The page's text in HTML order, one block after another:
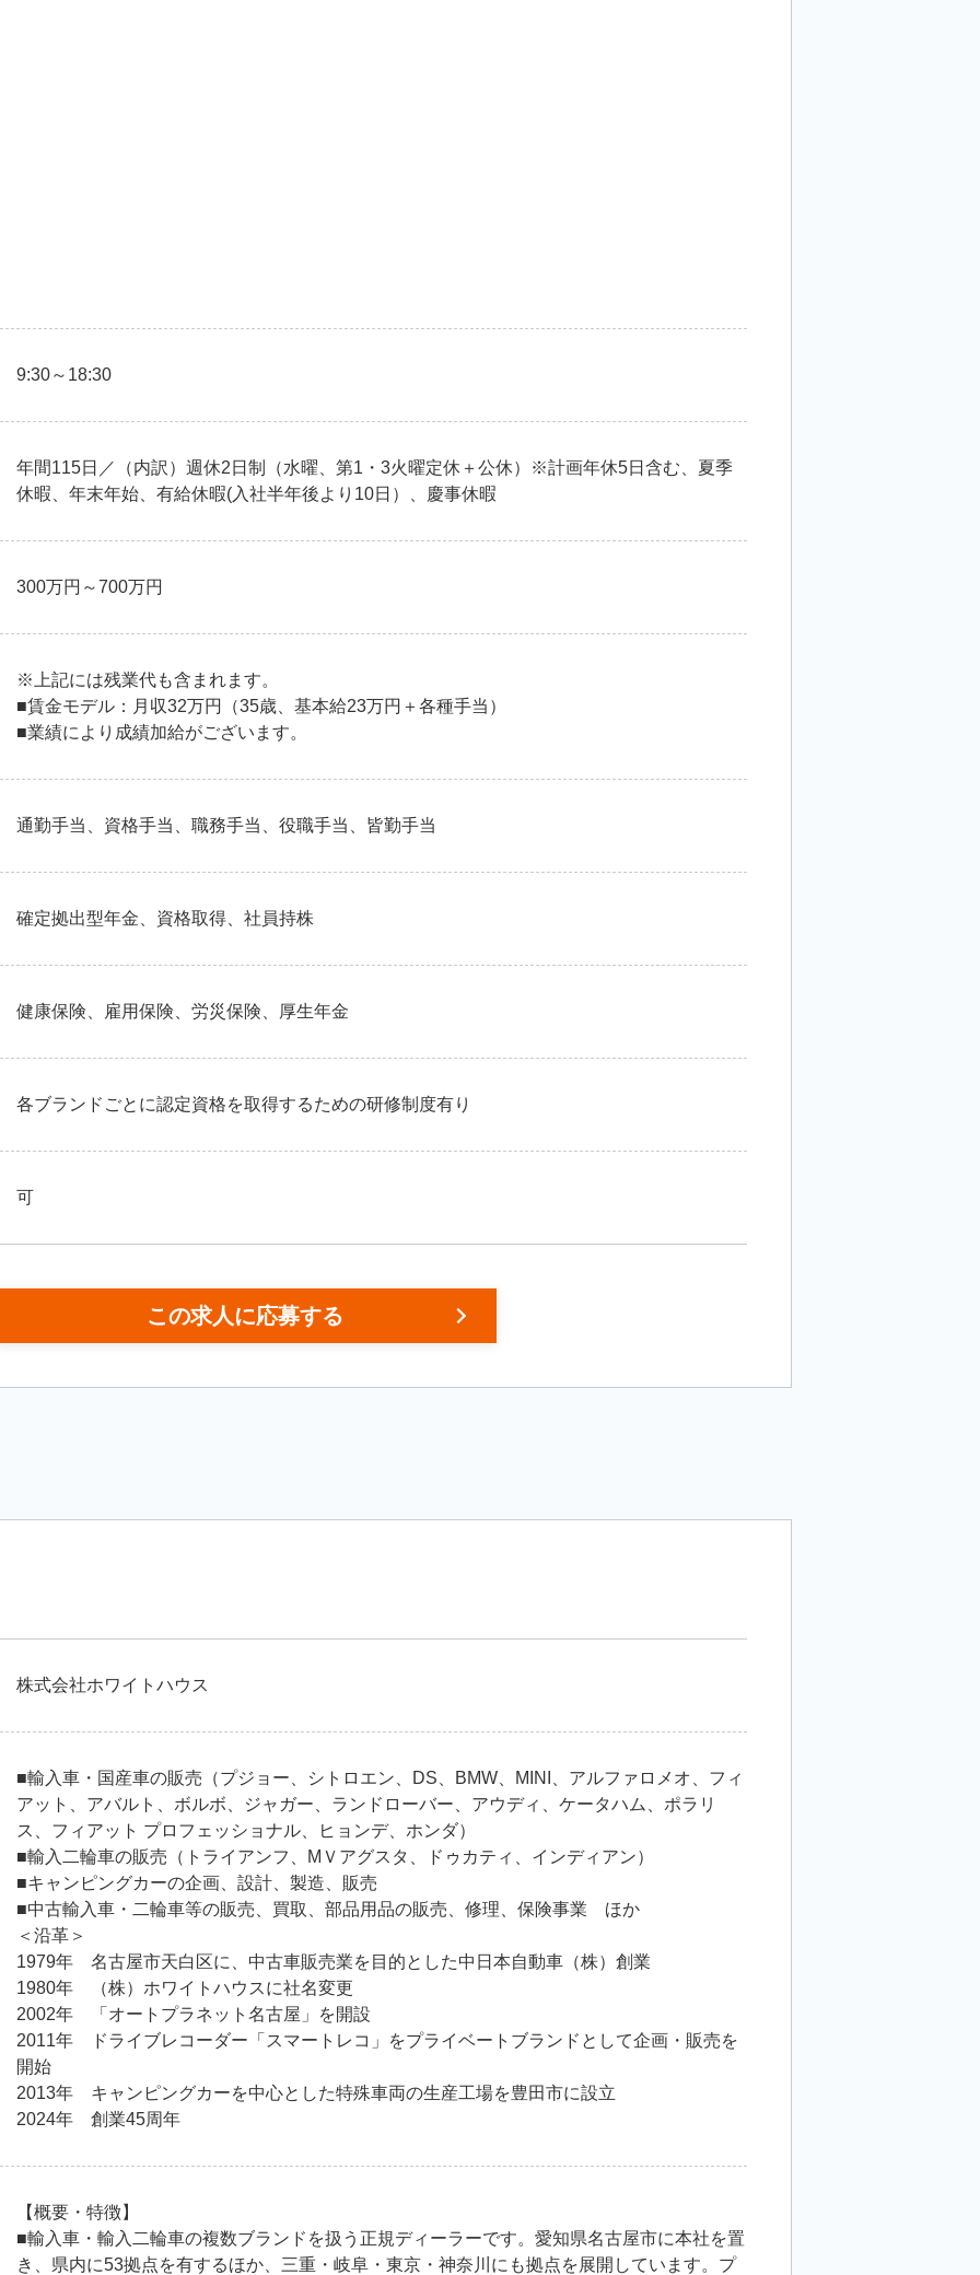
9:30～18:30
年間115日／（内訳）週休2日制（水曜、第1・3火曜定休＋公休）※計画年休5日含む、夏季
休暇、年末年始、有給休暇(入社半年後より10日）、慶事休暇
300万円～700万円
※上記には残業代も含まれます。
■賃金モデル：月収32万円（35歳、基本給23万円＋各種手当）
■業績により成績加給がございます。
通勤手当、資格手当、職務手当、役職手当、皆勤手当
確定拠出型年金、資格取得、社員持株
健康保険、雇用保険、労災保険、厚生年金
各ブランドごとに認定資格を取得するための研修制度有り
可
この求人に応募する
株式会社ホワイトハウス
■輸入車・国産車の販売（プジョー、シトロエン、DS、BMW、MINI、アルファロメオ、フィ
アット、アバルト、ボルボ、ジャガー、ランドローバー、アウディ、ケータハム、ポラリ
ス、フィアット プロフェッショナル、ヒョンデ、ホンダ）
■輸入二輪車の販売（トライアンフ、MＶアグスタ、ドゥカティ、インディアン）
■キャンピングカーの企画、設計、製造、販売
■中古輸入車・二輪車等の販売、買取、部品用品の販売、修理、保険事業 ほか
＜沿革＞
1979年 名古屋市天白区に、中古車販売業を目的とした中日本自動車（株）創業
1980年 （株）ホワイトハウスに社名変更
2002年 「オートプラネット名古屋」を開設
2011年 ドライブレコーダー「スマートレコ」をプライベートブランドとして企画・販売を
開始
2013年 キャンピングカーを中心とした特殊車両の生産工場を豊田市に設立
2024年 創業45周年
【概要・特徴】
■輸入車・輸入二輪車の複数ブランドを扱う正規ディーラーです。愛知県名古屋市に本社を置
き、県内に53拠点を有するほか、三重・岐阜・東京・神奈川にも拠点を展開しています。プ